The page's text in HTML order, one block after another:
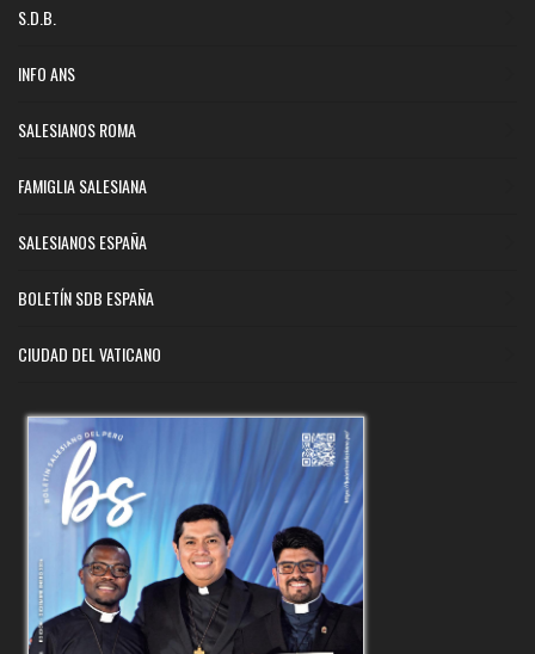
S.D.B.
INFO ANS
SALESIANOS ROMA
FAMIGLIA SALESIANA
SALESIANOS ESPAÑA
BOLETÍN SDB ESPAÑA
CIUDAD DEL VATICANO